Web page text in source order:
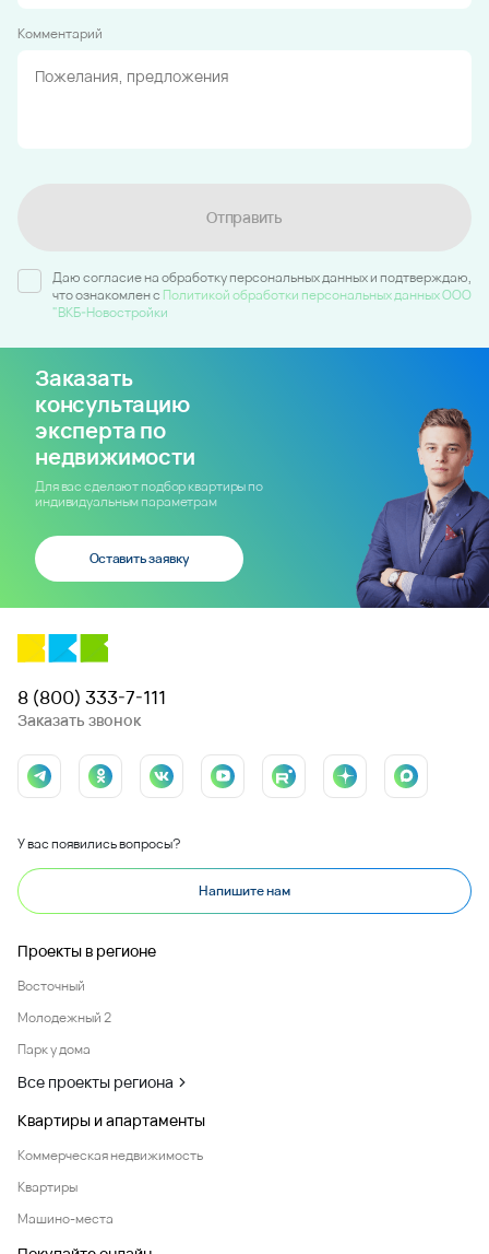
Комментарий
Отправить
Даю согласие на обработку персональных данных и подтверждаю,
что ознакомлен c Политикой обработки персональных данных ООО
"ВКБ-Новостройки
Заказать
консультацию
эксперта по
недвижимости
Для вас сделают подбор квартиры по
индивидуальным параметрам
Оставить заявку
8 (800) 333-7-111
Заказать звонок
У вас появились вопросы?
Напишите нам
Проекты в регионе
Восточный
Молодежный 2
Парк у дома
Все проекты региона
Квартиры и апартаменты
Коммерческая недвижимость
Квартиры
Машино-места